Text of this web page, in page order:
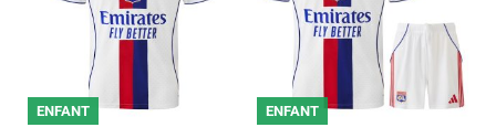
ENFANT ENFANT